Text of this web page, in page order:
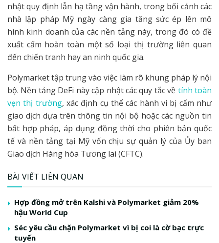
nhật quy định lẫn hạ tầng vận hành, trong bối cảnh các
nhà lập pháp Mỹ ngày càng gia tăng sức ép lên mô
hình kinh doanh của các nền tảng này, trong đó có đề
xuất cấm hoàn toàn một số loại thị trường liên quan
đến chiến tranh hay an ninh quốc gia.
Polymarket tập trung vào việc làm rõ khung pháp lý nội
bộ. Nền tảng DeFi này cập nhật các quy tắc về tính toàn
vẹn thị trường, xác định cụ thể các hành vi bị cấm như
giao dịch dựa trên thông tin nội bộ hoặc các nguồn tin
bất hợp pháp, áp dụng đồng thời cho phiên bản quốc
tế và nền tảng tại Mỹ vốn chịu sự quản lý của Ủy ban
Giao dịch Hàng hóa Tương lai (CFTC).
BÀI VIẾT LIÊN QUAN
Hợp đồng mở trên Kalshi và Polymarket giảm 20%
hậu World Cup
Séc yêu cầu chặn Polymarket vì bị coi là cờ bạc trực
tuyến